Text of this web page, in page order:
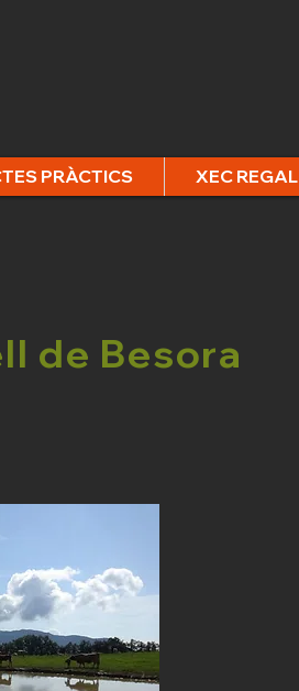
PRÀCTICS XEC REGAL
de Besora